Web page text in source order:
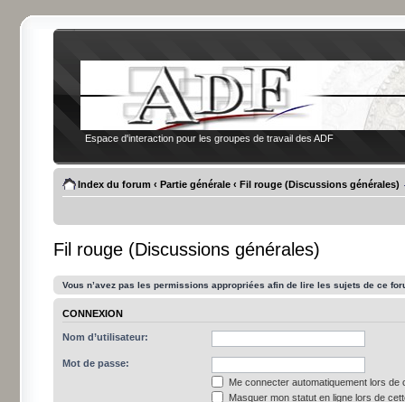
Espace d'interaction pour les groupes de travail des ADF
Index du forum ‹ Partie générale ‹ Fil rouge (Discussions générales)
Fil rouge (Discussions générales)
Vous n’avez pas les permissions appropriées afin de lire les sujets de ce
CONNEXION
Nom d’utilisateur:
Mot de passe:
Me connecter automatiquement lors de
Masquer mon statut en ligne lors de